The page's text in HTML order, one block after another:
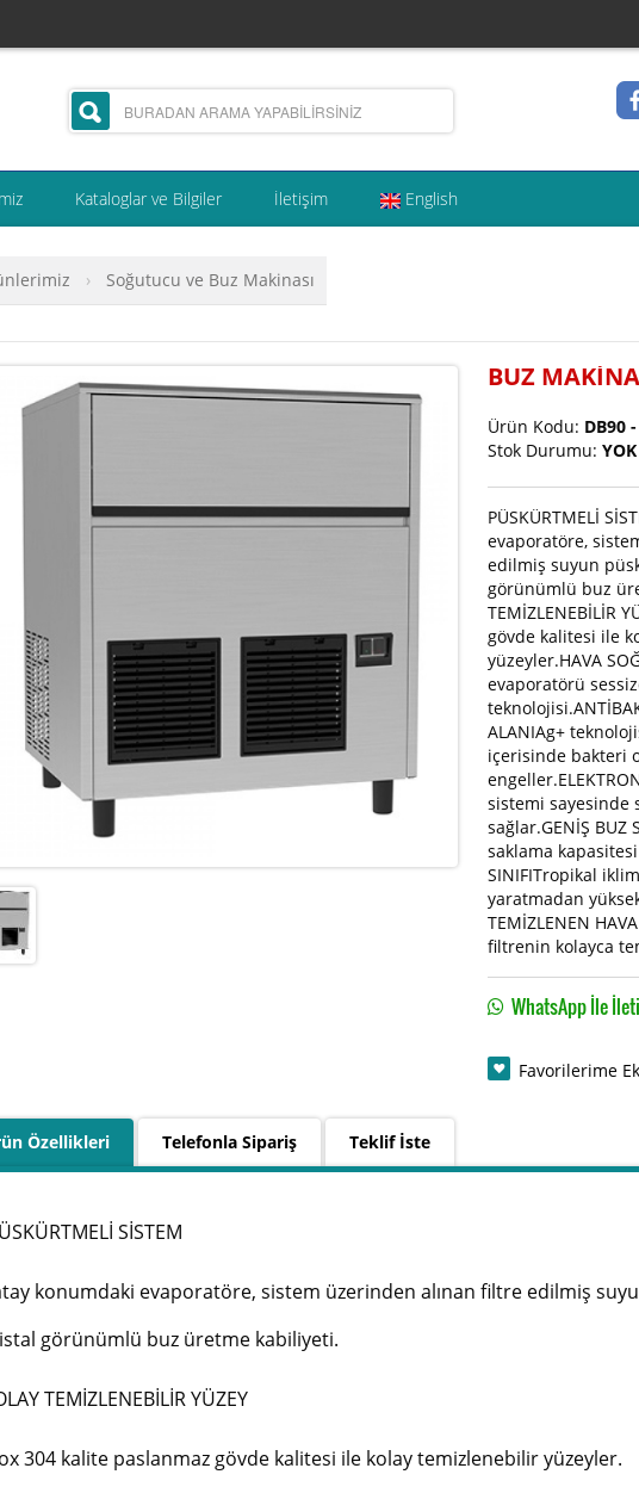
Kataloglar ve Bilgiler İletişim English
› Soğutucu ve Buz Makinası
BUZ
Ürün Kodu: DB90
Stok Durumu: YOK
PÜSKÜRTMELİ
evaporatöre,
edilmiş suyun
görünümlü buz
TEMİZLENEBİLİR
gövde kalitesi ile
yüzeyler.HAVA
evaporatörü
ALANIAg+
içerisinde bakteri
sistemi sayesinde
sağlar.GENİŞ BUZ
saklama
SINIFITropikal iklim
yaratmadan
TEMİZLENEN
filtrenin kolayca
WhatsApp İle
Favorilerime
Özellikleri Telefonla Sipariş Teklif İste
SİSTEM
konumdaki evaporatöre, sistem üzerinden alınan filtre edilmiş
görünümlü buz üretme kabiliyeti.
TEMİZLENEBİLİR YÜZEY
304 kalite paslanmaz gövde kalitesi ile kolay temizlenebilir yüzeyler.